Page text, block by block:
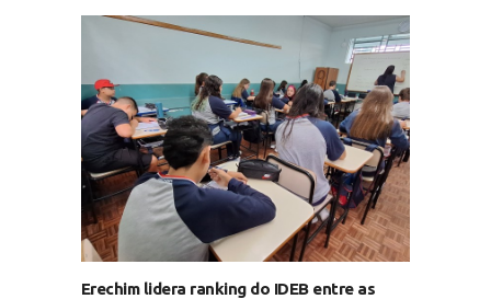
Erechim lidera ranking do IDEB entre as